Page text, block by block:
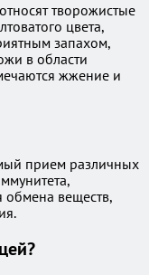
творожистые
цвета,
запахом,
в области
жжение и
прием различных
веществ,